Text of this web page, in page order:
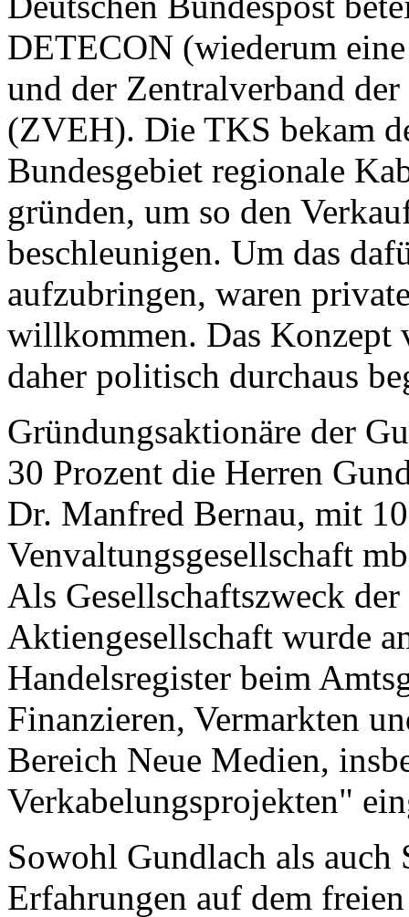
DETECON (wiederum
und der Zentralverband
(ZVEH). Die TKS bekam
Bundesgebiet regionale
gründen, um so den
beschleunigen. Um das
aufzubringen, waren
willkommen. Das Konzept
daher politisch durchaus
Gründungsaktionäre der
30 Prozent die Herren
Dr. Manfred Bernau, mit
Venvaltungsgesellschaft
Als Gesellschaftszweck
Aktiengesellschaft wurde
Handelsregister beim
Finanzieren, Vermarkten
Bereich Neue Medien,
Verkabelungsprojekten"
Sowohl Gundlach als auch
Erfahrungen auf dem